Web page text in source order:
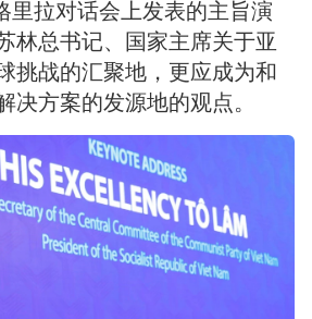
里拉对话会上发表的主旨演
林总书记、国家主席关于亚
挑战的汇聚地，更应成为和
决方案的发源地的观点。